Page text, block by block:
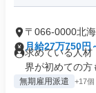
〒066-0000北
月給27万750円
求めている人材
界が初めての方
無期雇用派遣 +17個